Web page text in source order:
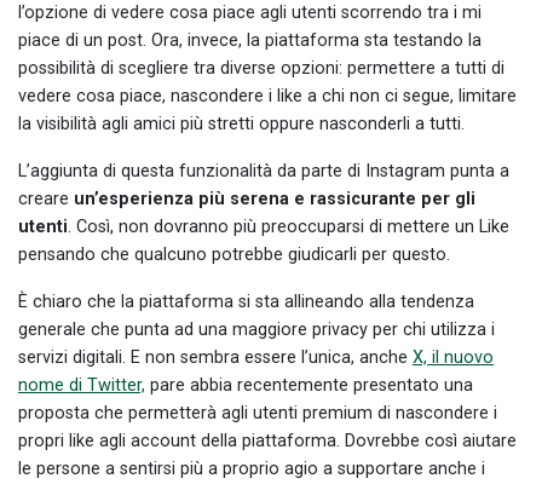
l’opzione di vedere cosa piace agli utenti scorrendo tra i mi
piace di un post. Ora, invece, la piattaforma sta testando la
possibilità di scegliere tra diverse opzioni: permettere a tutti di
vedere cosa piace, nascondere i like a chi non ci segue, limitare
la visibilità agli amici più stretti oppure nasconderli a tutti.
L’aggiunta di questa funzionalità da parte di Instagram punta a
creare un’esperienza più serena e rassicurante per gli
utenti. Così, non dovranno più preoccuparsi di mettere un Like
pensando che qualcuno potrebbe giudicarli per questo.
È chiaro che la piattaforma si sta allineando alla tendenza
generale che punta ad una maggiore privacy per chi utilizza i
servizi digitali. E non sembra essere l’unica, anche X, il nuovo
nome di Twitter, pare abbia recentemente presentato una
proposta che permetterà agli utenti premium di nascondere i
propri like agli account della piattaforma. Dovrebbe così aiutare
le persone a sentirsi più a proprio agio a supportare anche i